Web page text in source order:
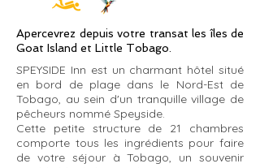
Apercevrez depuis votre transat les îles de
Goat Island et Little Tobago.
SPEYSIDE Inn est un charmant hôtel situé
en bord de plage dans le Nord-Est de
Tobago, au sein d'un tranquille village de
pêcheurs nommé Speyside.
Cette petite structure de 21 chambres
comporte tous les ingrédients pour faire
de votre séjour à Tobago, un souvenir